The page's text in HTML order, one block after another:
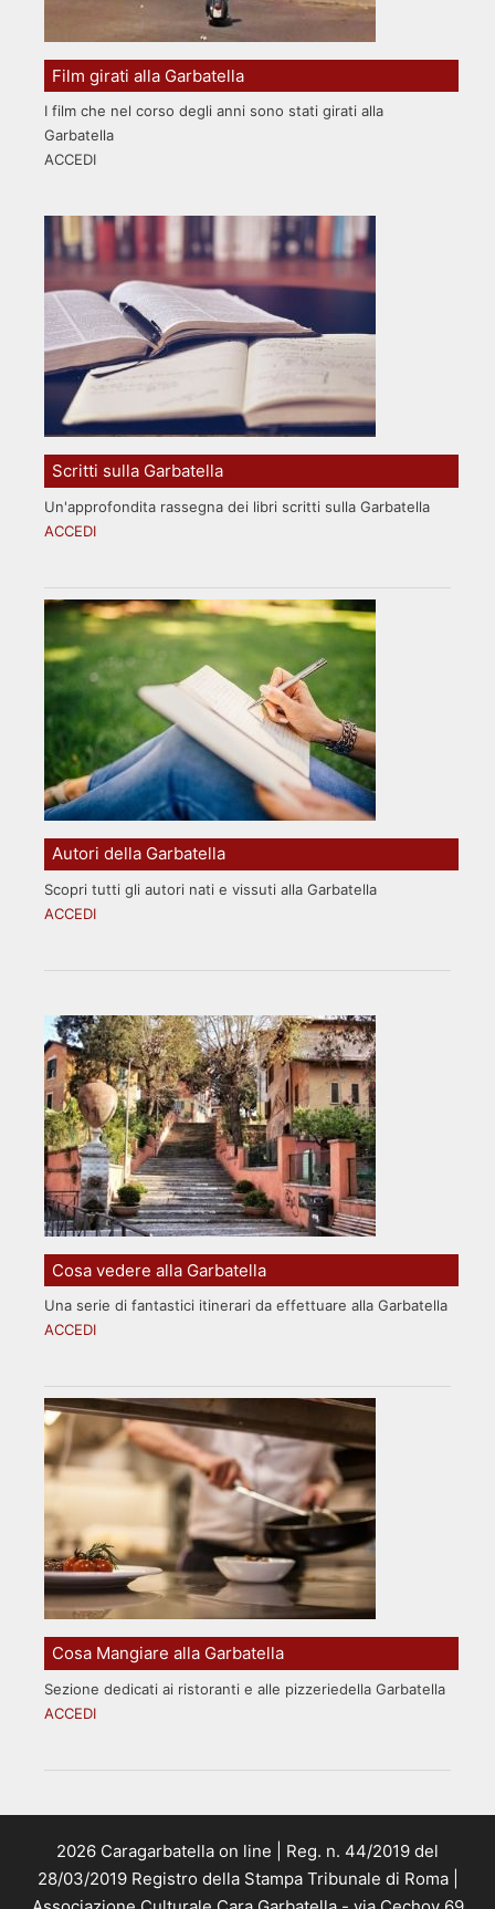
Film girati alla Garbatella
I film che nel corso degli anni sono stati girati alla
Garbatella
ACCEDI
Scritti sulla Garbatella
Un'approfondita rassegna dei libri scritti sulla Garbatella
ACCEDI
Autori della Garbatella
Scopri tutti gli autori nati e vissuti alla Garbatella
ACCEDI
Cosa vedere alla Garbatella
Una serie di fantastici itinerari da effettuare alla Garbatella
ACCEDI
Cosa Mangiare alla Garbatella
Sezione dedicati ai ristoranti e alle pizzeriedella Garbatella
ACCEDI
2026 Caragarbatella on line | Reg. n. 44/2019 del
28/03/2019 Registro della Stampa Tribunale di Roma |